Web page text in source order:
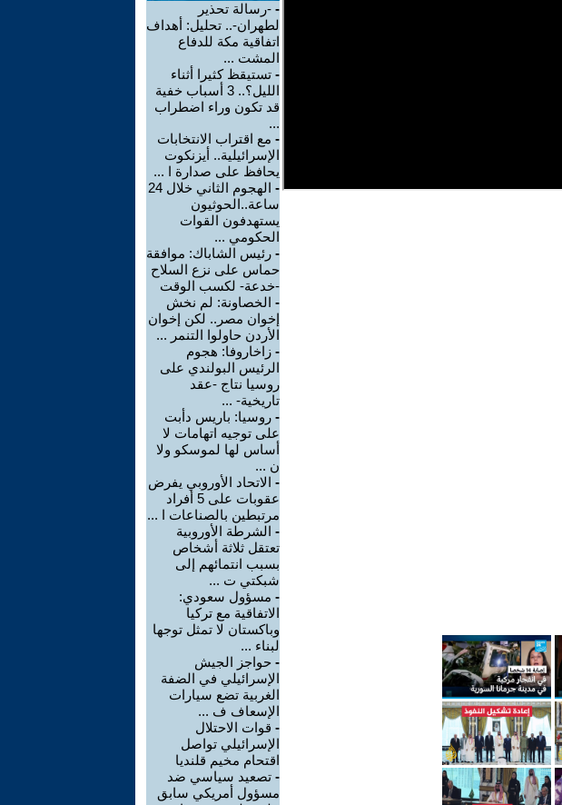
- -رسالة تحذير
لطهران-.. تحليل: أهداف
اتفاقية مكة للدفاع
المشت ...
- تستيقظ كثيرا أثناء
الليل؟.. 3 أسباب خفية
قد تكون وراء اضطراب
...
- مع اقتراب الانتخابات
الإسرائيلية.. أيزنكوت
يحافظ على صدارة ا ...
-
الهجوم الثاني خلال 24
ساعة..الحوثيون
يستهدفون القوات
الحكومي ...
- رئيس الشاباك: موافقة
حماس على نزع السلاح
-خدعة- لكسب الوقت
- الخصاونة: لم نخش
إخوان مصر.. لكن إخوان
الأردن حاولوا التنمر ...
- زاخاروفا: هجوم
الرئيس البولندي على
روسيا نتاج -عقد
تاريخية- ...
- روسيا: باريس دأبت
على توجيه اتهامات لا
أساس لها لموسكو ولا
ن ...
- الاتحاد الأوروبي يفرض
عقوبات على 5 أفراد
مرتبطين بالصناعات ا ...
- الشرطة الأوروبية
تعتقل ثلاثة أشخاص
بسبب انتمائهم إلى
شبكتي ت ...
- مسؤول سعودي:
الاتفاقية مع تركيا
وباكستان لا تمثل توجها
لبناء ...
- حواجز الجيش
الإسرائيلي في الضفة
الغربية تضع سيارات
الإسعاف ف ...
- قوات الاحتلال
الإسرائيلي تواصل
اقتحام مخيم قلنديا
- تصعيد سياسي ضد
مسؤول أمريكي سابق